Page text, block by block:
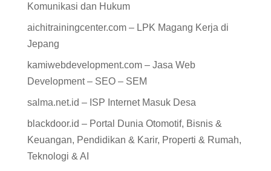
Komunikasi dan Hukum
aichitrainingcenter.com – LPK Magang Kerja di
Jepang
kamiwebdevelopment.com – Jasa Web
Development – SEO – SEM
salma.net.id – ISP Internet Masuk Desa
blackdoor.id – Portal Dunia Otomotif, Bisnis &
Keuangan, Pendidikan & Karir, Properti & Rumah,
Teknologi & AI